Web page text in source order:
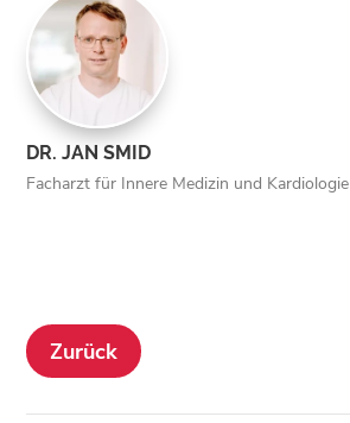
DR. JAN SMID
Facharzt für Innere Medizin und Kardiologie
Zurück